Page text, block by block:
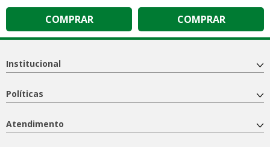
COMPRAR COMPRAR
Institucional
Políticas
Atendimento